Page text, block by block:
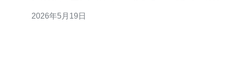
升抗攻击能力和网站性能。本文从促销识别、赠品评估、
2026年5月19日